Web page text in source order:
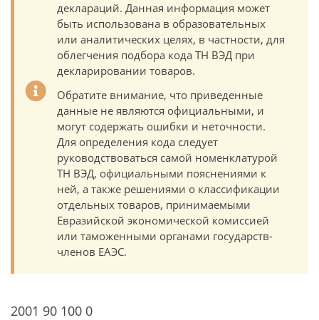
деклараций. Данная информация может
быть использована в образовательных
или аналитических целях, в частности, для
облегчения подбора кода ТН ВЭД при
декларировании товаров.
Обратите внимание, что приведенные
данные не являются официальными, и
могут содержать ошибки и неточности.
Для определения кода следует
руководствоваться самой номенклатурой
ТН ВЭД, официальными пояснениями к
ней, а также решениями о классификации
отдельных товаров, принимаемыми
Евразийской экономической комиссией
или таможенными органами государств-
членов ЕАЭС.
2001 90 100 0